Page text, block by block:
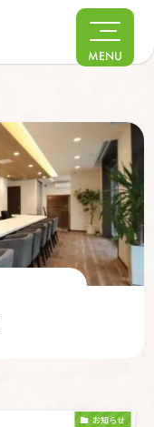
MENU
お知らせ